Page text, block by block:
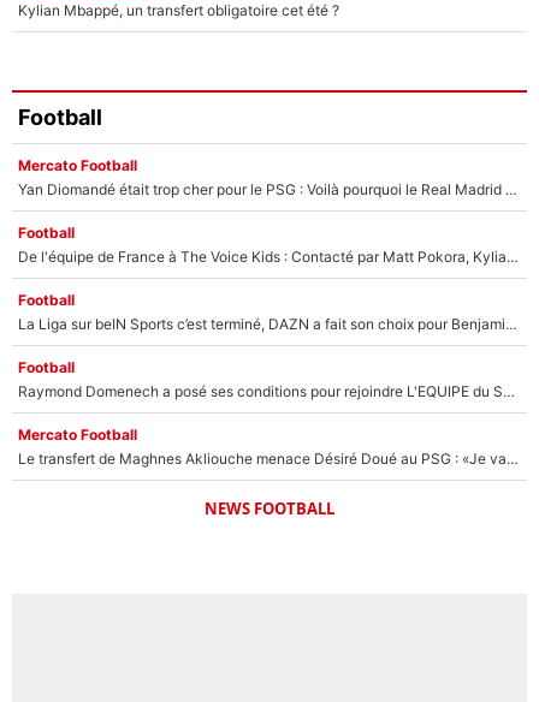
Kylian Mbappé, un transfert obligatoire cet été ?
Football
Mercato Football
Yan Diomandé était trop cher pour le PSG : Voilà pourquoi le Real Madrid a accepté de payer la somme record de 140M€ pour boucler son transfert !
Football
De l'équipe de France à The Voice Kids : Contacté par Matt Pokora, Kylian Mbappé a accepté de jouer un rôle inédit sur TF1 !
Football
La Liga sur beIN Sports c’est terminé, DAZN a fait son choix pour Benjamin Da Silva et Omar Da Fonseca !
Football
Raymond Domenech a posé ses conditions pour rejoindre L'EQUIPE du Soir : Il refuse de faire l'émission avec un autre chroniqueur !
Mercato Football
Le transfert de Maghnes Akliouche menace Désiré Doué au PSG : «Je valide à 200%»
NEWS FOOTBALL